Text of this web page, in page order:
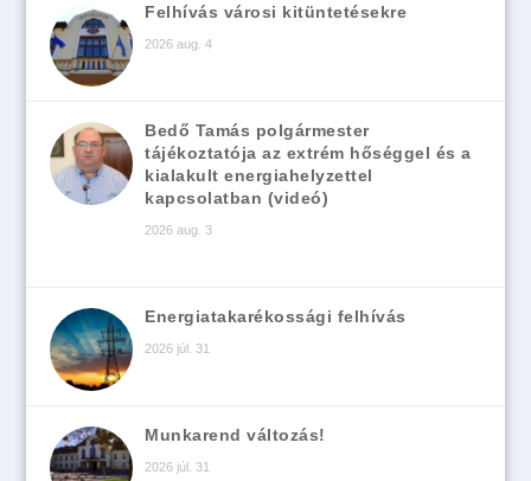
Felhívás városi kitüntetésekre
2026 aug. 4
Bedő Tamás polgármester
tájékoztatója az extrém hőséggel és a
kialakult energiahelyzettel
kapcsolatban (videó)
2026 aug. 3
Energiatakarékossági felhívás
2026 júl. 31
Munkarend változás!
2026 júl. 31